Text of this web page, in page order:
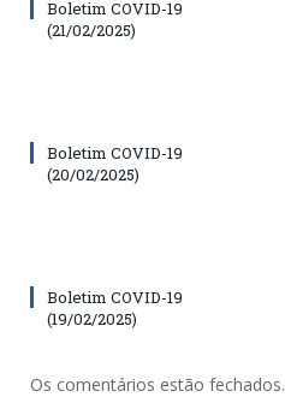
Boletim COVID-19
(21/02/2025)
Boletim COVID-19
(20/02/2025)
Boletim COVID-19
(19/02/2025)
Os comentários estão fechados.